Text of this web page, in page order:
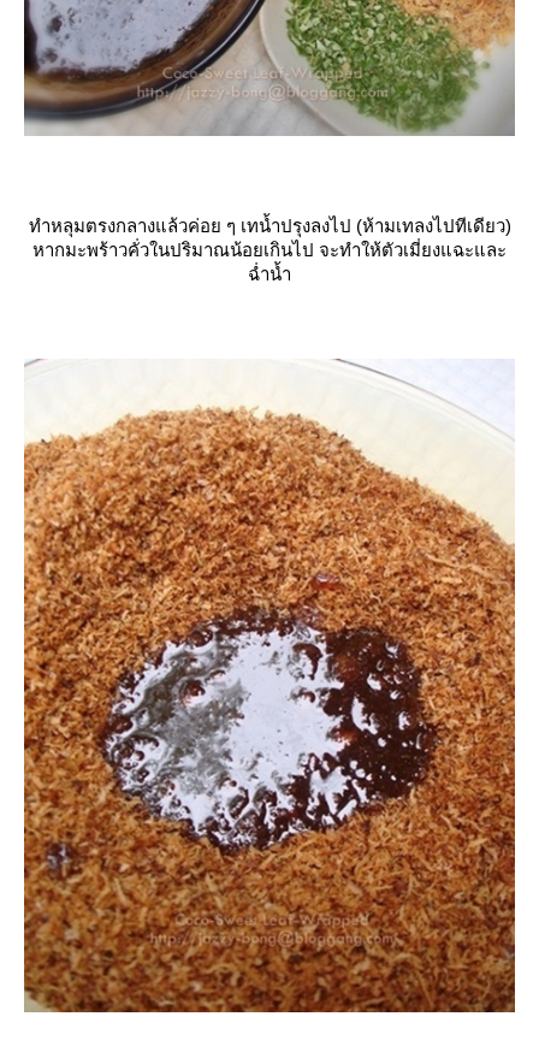
ทำหลุมตรงกลางแล้วค่อย ๆ เทน้ำปรุงลงไป (ห้ามเทลงไปทีเดียว)
หากมะพร้าวคั่วในปริมาณน้อยเกินไป จะทำให้ตัวเมี่ยงแฉะและ
ฉ่ำน้ำ